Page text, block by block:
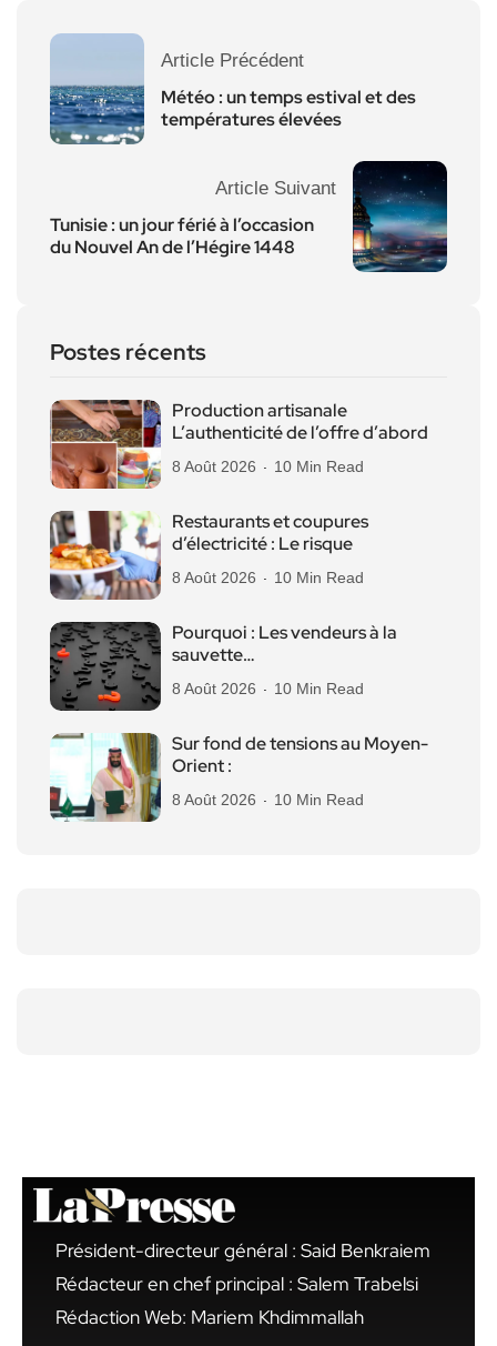
Article Précédent
Météo : un temps estival et des
températures élevées
Article Suivant
Tunisie : un jour férié à l’occasion
du Nouvel An de l’Hégire 1448
Postes récents
Production artisanale
L’authenticité de l’offre d’abord
8 Août 2026 10 Min Read
Restaurants et coupures
d’électricité : Le risque
8 Août 2026 10 Min Read
Pourquoi : Les vendeurs à la
sauvette…
8 Août 2026 10 Min Read
Sur fond de tensions au Moyen-
Orient :
8 Août 2026 10 Min Read
Président-directeur général : Said Benkraiem
Rédacteur en chef principal : Salem Trabelsi
Rédaction Web: Mariem Khdimmallah